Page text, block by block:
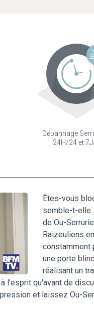
Dépannage
24H/24 et
Êtes-vous
semble-t-elle
de Ou-
Raizeuliens
constamment
une porte
réalisant un
l'esprit qu'avant de
et laissez Ou-